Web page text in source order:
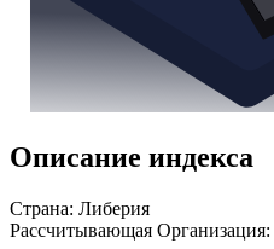
Описание индекса
Страна: Либерия
Рассчитывающая Организация: